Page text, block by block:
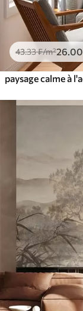
43.33₣/m²26 .00